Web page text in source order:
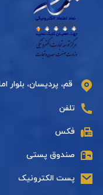
قم، پردیسان، بلوار
تلفن
فکس
صندوق پستی
پست الکترونیک